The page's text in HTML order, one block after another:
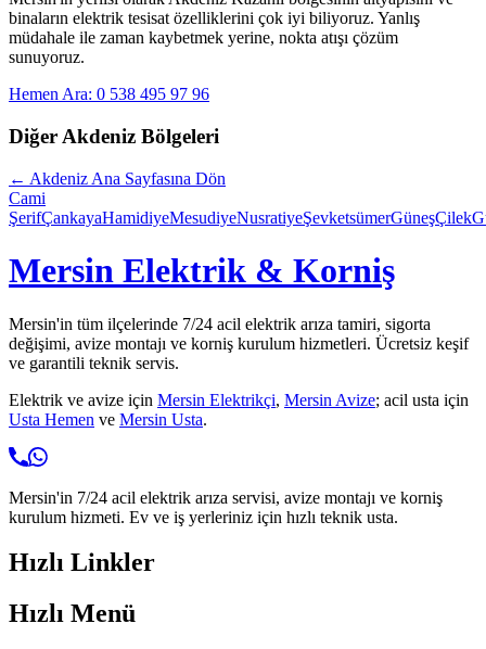
binaların elektrik tesisat özelliklerini çok iyi biliyoruz. Yanlış
müdahale ile zaman kaybetmek yerine, nokta atışı çözüm
sunuyoruz.
Hemen Ara: 0 538 495 97 96
Diğer Akdeniz Bölgeleri
← Akdeniz Ana Sayfasına Dön
Cami
ŞerifÇankayaHamidiyeMesudiyeNusratiyeŞevketsümerGüneşÇilek
Mersin Elektrik & Korniş
Mersin'in tüm ilçelerinde 7/24 acil elektrik arıza tamiri, sigorta
değişimi, avize montajı ve korniş kurulum hizmetleri. Ücretsiz keşif
ve garantili teknik servis.
Elektrik ve avize için Mersin Elektrikçi, Mersin Avize; acil usta için
Usta Hemen ve Mersin Usta.
Mersin'in 7/24 acil elektrik arıza servisi, avize montajı ve korniş
kurulum hizmeti. Ev ve iş yerleriniz için hızlı teknik usta.
Hızlı Linkler
Hızlı Menü